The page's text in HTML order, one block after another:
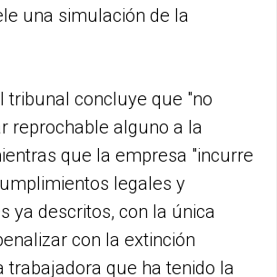
una simulación de la
tribunal concluye que "no
reprochable alguno a la
que la empresa "incurre
legales y
ya descritos, con la única
con la extinción
trabajadora que ha tenido la